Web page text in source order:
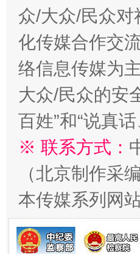
千年窑火 生生不息
众/大众/民众
化传媒合作交
络信息传媒为
大众/民众的安
百姓”和“说真
※ 联系方式：
（北京制作采
本传媒系列网